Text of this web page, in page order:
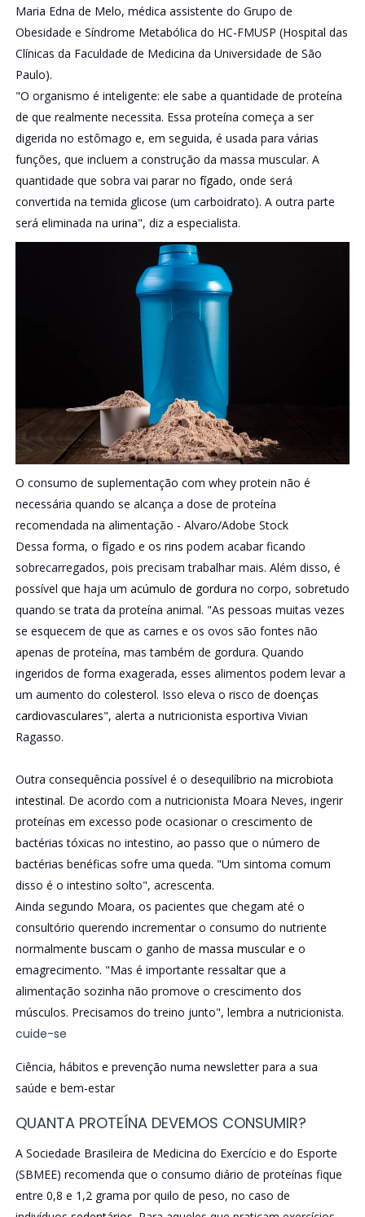
Maria Edna de Melo, médica assistente do Grupo de
Obesidade e Síndrome Metabólica do HC-FMUSP (Hospital das
Clínicas da Faculdade de Medicina da Universidade de São
Paulo).
"O organismo é inteligente: ele sabe a quantidade de proteína
de que realmente necessita. Essa proteína começa a ser
digerida no estômago e, em seguida, é usada para várias
funções, que incluem a construção da massa muscular. A
quantidade que sobra vai parar no fígado, onde será
convertida na temida glicose (um carboidrato). A outra parte
será eliminada na urina", diz a especialista.
O consumo de suplementação com whey protein não é
necessária quando se alcança a dose de proteína
recomendada na alimentação - Alvaro/Adobe Stock
Dessa forma, o fígado e os rins podem acabar ficando
sobrecarregados, pois precisam trabalhar mais. Além disso, é
possível que haja um acúmulo de gordura no corpo, sobretudo
quando se trata da proteína animal. "As pessoas muitas vezes
se esquecem de que as carnes e os ovos são fontes não
apenas de proteína, mas também de gordura. Quando
ingeridos de forma exagerada, esses alimentos podem levar a
um aumento do colesterol. Isso eleva o risco de doenças
cardiovasculares", alerta a nutricionista esportiva Vivian
Ragasso.
Outra consequência possível é o desequilíbrio na microbiota
intestinal. De acordo com a nutricionista Moara Neves, ingerir
proteínas em excesso pode ocasionar o crescimento de
bactérias tóxicas no intestino, ao passo que o número de
bactérias benéficas sofre uma queda. "Um sintoma comum
disso é o intestino solto", acrescenta.
Ainda segundo Moara, os pacientes que chegam até o
consultório querendo incrementar o consumo do nutriente
normalmente buscam o ganho de massa musculare o
emagrecimento. "Mas é importante ressaltar que a
alimentação sozinha não promove o crescimento dos
músculos. Precisamos do treino junto", lembra a nutricionista.
cuide-se
Ciência, hábitos e prevenção numa newsletter para a sua
saúde e bem-estar
QUANTA PROTEÍNA DEVEMOS CONSUMIR?
A Sociedade Brasileira de Medicina do Exercício e do Esporte
(SBMEE) recomenda que o consumo diário de proteínas fique
entre 0,8 e 1,2 grama por quilo de peso, no caso de